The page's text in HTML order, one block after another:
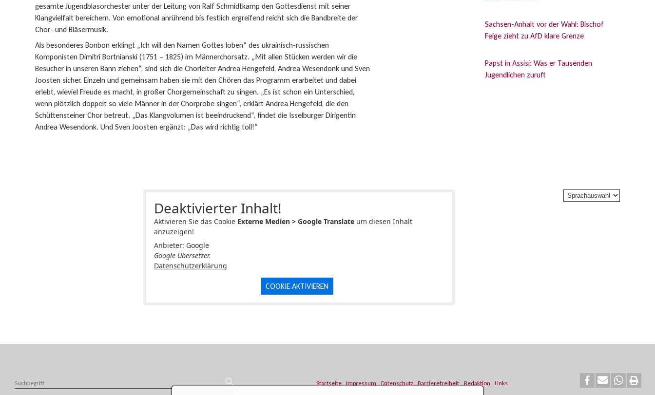
gesamte Jugendblasorchester unter der Leitung von Ralf Schmidtkamp den Gottesdienst mit seiner
Klangvielfalt bereichern. Von emotional anrührend bis festlich ergreifend reicht sich die Bandbreite der
Chor- und Bläsermusik.
Als besonderes Bonbon erklingt „Ich will den Namen Gottes loben“ des ukrainisch-russischen
Komponisten Dimitri Bortnianski (1751 – 1825) im Männerchorsatz. „Mit allen Stücken werden wir die
Besucher in unseren Bann ziehen“, sind sich die Chorleiter Andrea Hengefeld, Andrea Wesendonk und Sven
Joosten sicher. Einzeln und gemeinsam haben sie mit den Chören das Programm erarbeitet und dabei
erlebt, wieviel Freude es macht, in großer Chorgemeinschaft zu singen. „Es ist schon ein Unterschied,
wenn plötzlich doppelt so viele Männer in der Chorprobe singen“, erklärt Andrea Hengefeld, die den
Schüttensteiner Chor betreut. „Das Klangvolumen ist beeindruckend“, findet die Isselburger Dirigentin
Andrea Wesendonk. Und Sven Joosten ergänzt: „Das wird richtig toll!“
Sachsen-Anhalt vor der Wahl: Bischof
Feige zieht zu AfD klare Grenze
Papst in Assisi: Was er Tausenden
Jugendlichen zuruft
Deaktivierter Inhalt!
Aktivieren Sie das Cookie Externe Medien > Google Translate um diesen Inhalt
anzuzeigen!
Anbieter: Google
Google Übersetzer.
Datenschutzerklärung
COOKIE AKTIVIEREN
Startseite Impressum Datenschutz Barrierefreiheit Redaktion Links